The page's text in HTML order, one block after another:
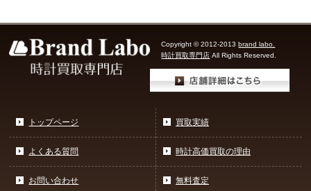
Copyright © 2012-2013brand labo.
時計買取専門店 All Rights Reserved.
トップページ
よくある質問
お問い合わせ
買取実績
時計高価買取の理由
無料査定